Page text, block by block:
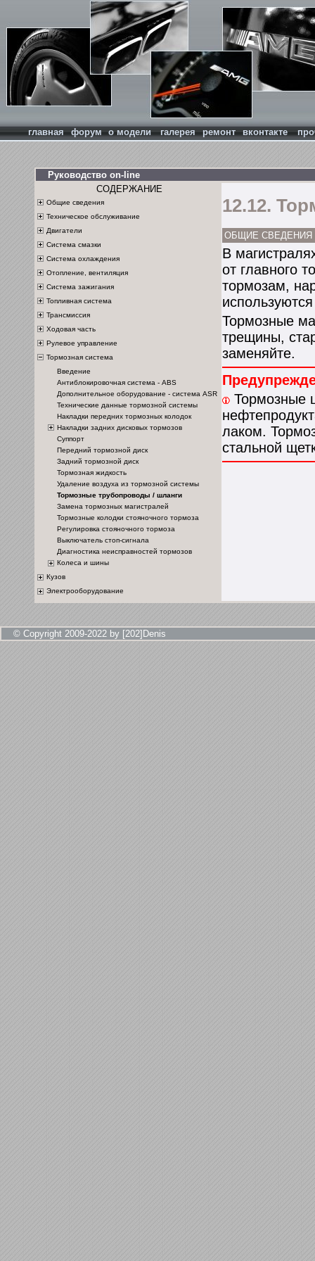
главная форум о модели галерея ремонт вконтакте
Руководство on-line
СОДЕРЖАНИЕ
Общие сведения
Техническое обслуживание
Двигатели
Система смазки
Система охлаждения
Отопление, вентиляция
Система зажигания
Топливная система
Трансмиссия
Ходовая часть
Рулевое управление
Тормозная система
Введение
Антиблокировочная система - ABS
Дополнительное оборудование - система ASR
Технические данные тормозной системы
Накладки передних тормозных колодок
Накладки задних дисковых тормозов
Суппорт
Передний тормозной диск
Задний тормозной диск
Тормозная жидкость
Удаление воздуха из тормозной системы
Тормозные трубопроводы / шланги
Замена тормозных магистралей
Тормозные колодки стояночного тормоза
Регулировка стояночного тормоза
Выключатель стоп-сигнала
Диагностика неисправностей тормозов
Колеса и шины
Кузов
Электрооборудование
12.12.
ОБЩИЕ СВЕДЕНИЯ
В
от главного
тормозам,
Тормозные
трещины,
заменяйте.
Тормозные
лаком.
стальной
© Copyright 2009-2022 by [202]Denis